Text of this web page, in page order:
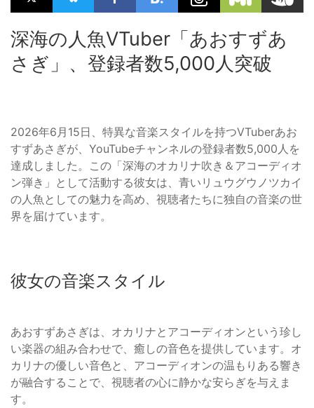
深海の人魚VTuber「あおすずあ
さぎ」、登録者数5,000人突破
2026年6月15日、特異な音楽スタイルを持つVTuberあお
すずあさぎが、YouTubeチャンネルの登録者数5,000人を
達成しました。この「深海のオカリナ吹き＆アコーディオ
ン弾き」として活動する彼女は、青いリュウグウノツカイ
の人魚としての魅力を高め、視聴者たちに独自の音楽の世
界を届けています。
彼女の音楽スタイル
あおすずあさぎは、オカリナとアコーディオンという珍し
い楽器の組み合わせで、癒しの音色を提供しています。オ
カリナの優しい音色と、アコーディオンの温もりある響き
が融合することで、視聴者の心に静かな安らぎを与えま
す。